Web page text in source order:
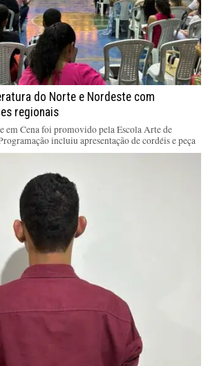
do Norte e Nordeste com
regionais
Cena foi promovido pela Escola Arte de
incluiu apresentação de cordéis e peça